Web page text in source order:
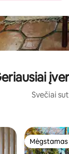
Svečiai
Mėgstamas
Mėgstamas